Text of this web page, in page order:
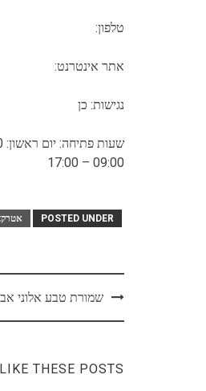
טלפון:
אתר אינטרנט:
נגישות: כן
09:00 – 17:00
POSTED UNDER
Postשמורת טבע אלוני
THESE POSTS